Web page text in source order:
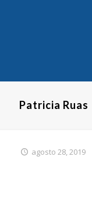
Patricia Ruas
agosto 28, 2019